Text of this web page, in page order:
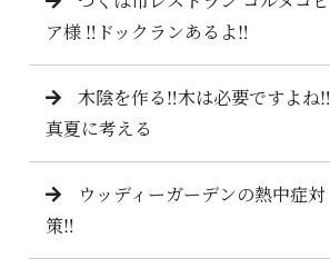
ア様 ‼️ドックランあるよ‼️
木陰を作る‼️木は必要ですよね‼️
真夏に考える
ウッディーガーデンの熱中症対
策‼️